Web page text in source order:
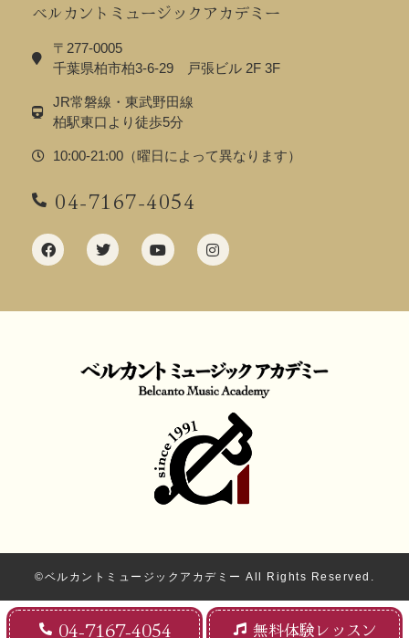
ベルカントミュージックアカデミー
〒277-0005
千葉県柏市柏3-6-29 戸張ビル 2F 3F
JR常磐線・東武野田線
柏駅東口より徒歩5分
10:00-21:00（曜日によって異なります）
04-7167-4054
©ベルカントミュージックアカデミー All Rights Reserved.
04-7167-4054 無料体験レッスン